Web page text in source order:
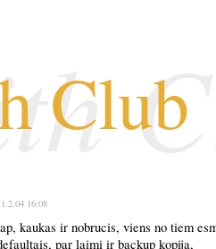
Club
16:08
kaukas ir nobrucis, viens no tiem
par laimi ir backup kopija,